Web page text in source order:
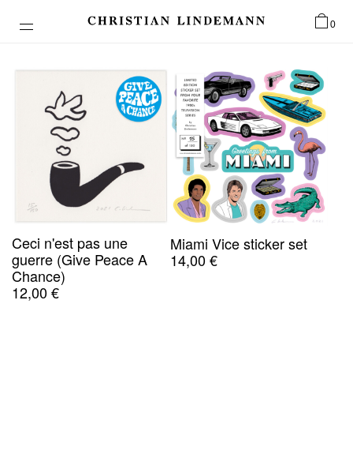
0
Ceci n'est pas une
guerre (Give Peace A
Chance)
12,00€
Miami Vice sticker set
14,00€